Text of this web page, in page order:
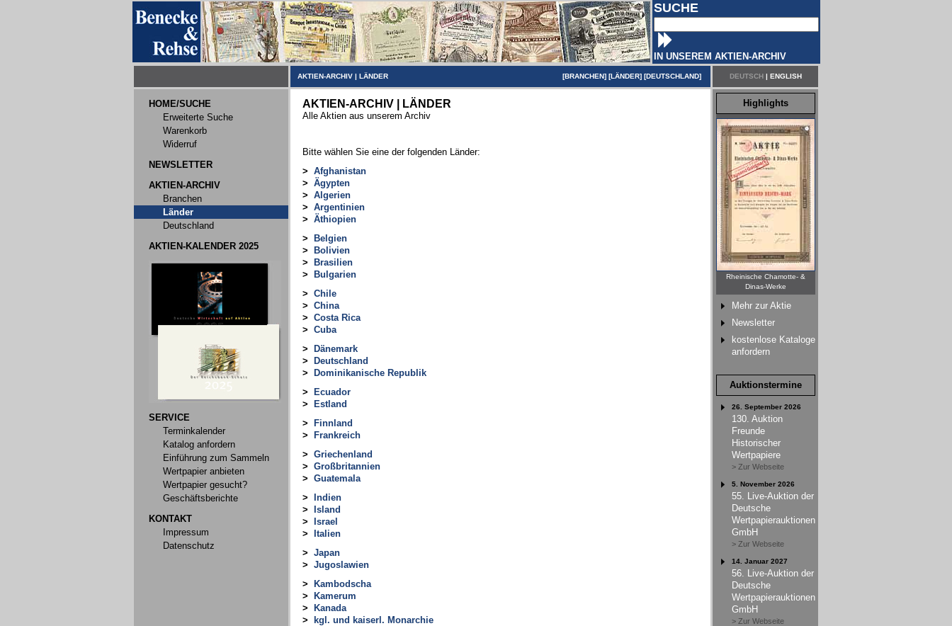
SUCHE
IN UNSEREM AKTIEN-ARCHIV
AKTIEN-ARCHIV | LÄNDER [BRANCHEN] [LÄNDER] [DEUTSCHLAND] DEUTSCH| ENGLISH
HOME/SUCHE
Erweiterte Suche
Warenkorb
Widerruf
NEWSLETTER
AKTIEN-ARCHIV
Branchen
Länder
Deutschland
AKTIEN-KALENDER 2025
SERVICE
Terminkalender
Katalog anfordern
Einführung zum Sammeln
Wertpapier anbieten
Wertpapier gesucht?
Geschäftsberichte
KONTAKT
Impressum
Datenschutz
AKTIEN-ARCHIV | LÄNDER
Alle Aktien aus unserem Archiv
Bitte wählen Sie eine der folgenden Länder:
> Afghanistan
> Ägypten
> Algerien
> Argentinien
> Äthiopien
>
Belgien
>
Bolivien
>
Brasilien
>
Bulgarien
> Chile
> China
> Costa Rica
> Cuba
>
Dänemark
>
Deutschland
>
Dominikanische Republik
>
Ecuador
>
Estland
>
Finnland
>
Frankreich
> Griechenland
> Großbritannien
> Guatemala
>
Indien
>
Island
>
Israel
>
Italien
> Japan
> Jugoslawien
>
Kambodscha
>
Kamerum
>
Kanada
>
kgl. und kaiserl. Monarchie
Highlights
Rheinische Chamotte- &
Dinas-Werke
Mehr zur Aktie
Newsletter
kostenlose Kataloge
anfordern
Auktionstermine
26. September 2026
130. Auktion
Freunde
Historischer
Wertpapiere
> Zur Webseite
5. November 2026
55. Live-Auktion der
Deutsche
Wertpapierauktionen
GmbH
> Zur Webseite
14. Januar 2027
56. Live-Auktion der
Deutsche
Wertpapierauktionen
GmbH
> Zur Webseite